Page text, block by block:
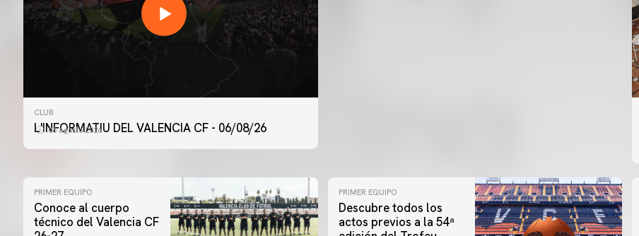
CLUB
L'INFORMATIU DEL VALENCIA CF - 06/08/26
06 agosto 2026
PRIMER EQUIPO
Conoce al cuerpo
técnico del Valencia CF
PRIMER EQUIPO
Descubre todos los
actos previos a la 54ª